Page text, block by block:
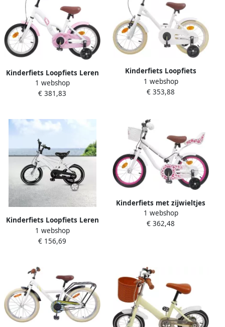
Kinderfiets Loopfiets Leren
Fietsen Verstelbaar Zadel
en Stuur 16 inch Wit
1 webshop
€ 381,83
Kinderfiets Loopfiets
Fietsplezier Buiten rijden
Klassiek ontwerp 14 inch
1 webshop
€ 353,88
Kinderfiets Loopfiets Leren
Fietsen Verstelbaar Zadel
14 inch Wit
1 webshop
€ 156,69
Kinderfiets met zijwieltjes
Loopfiets Kinderenfiets
Leren fietsen Verstelbare
1 webshop
€ 362,48